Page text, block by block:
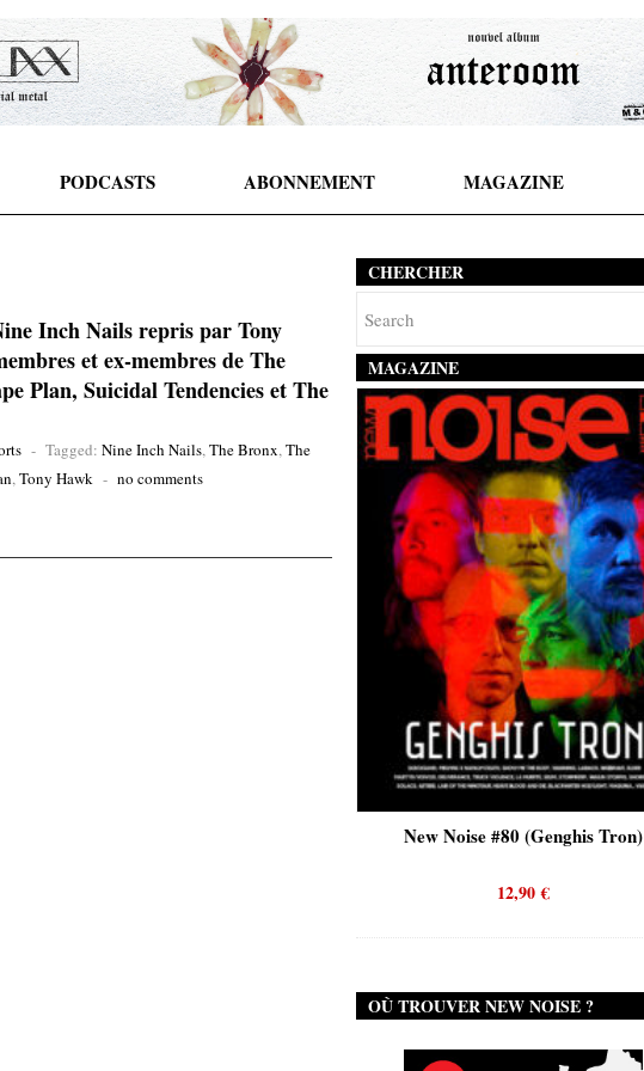
PODCASTS ABONNEMENT MAGAZINE
Inch Nails repris par Tony
et ex-membres de The
Plan, Suicidal Tendencies et The
- Tagged: Nine Inch Nails,The Bronx,The
,Tony Hawk - no comments
CHERCHER
MAGAZINE
New Noise #80 (Genghis Tron)
12,90€
OÙ TROUVER NEW NOISE ?